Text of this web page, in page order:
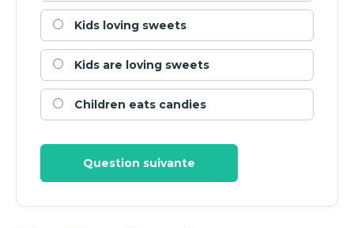
Kids loving sweets
Kids are loving sweets
Children eats candies
Question suivante